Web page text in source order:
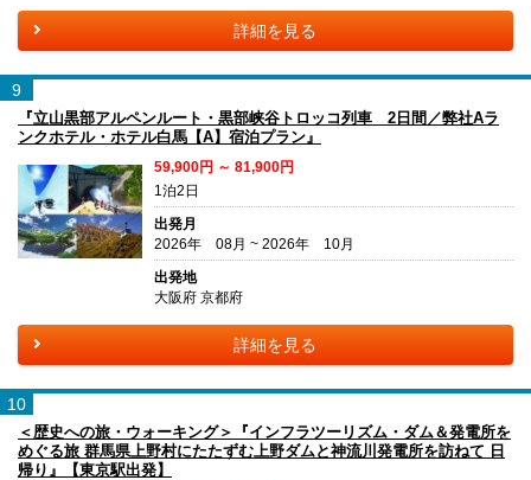
詳細を見る
9
『立山黒部アルペンルート・黒部峡谷トロッコ列車 2日間／弊社Aラ
ンクホテル・ホテル白馬【A】宿泊プラン』
59,900円 ～ 81,900円
1泊2日
出発月
2026年 08月 ~ 2026年 10月
出発地
大阪府 京都府
詳細を見る
10
＜歴史への旅・ウォーキング＞『インフラツーリズム・ダム＆発電所を
めぐる旅 群馬県上野村にたたずむ上野ダムと神流川発電所を訪ねて 日
帰り』【東京駅出発】